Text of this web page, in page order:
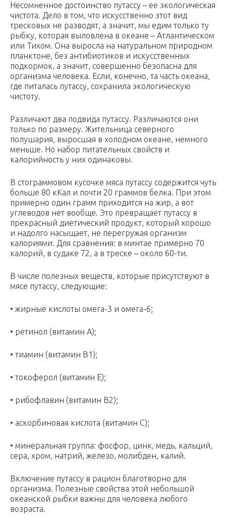
Несомненное достоинство путассу – ее экологическая
чистота. Дело в том, что искусственно этот вид
тресковых не разводят, а значит, мы едим только ту
рыбку, которая выловлена в океане – Атлантическом
или Тихом. Она выросла на натуральном природном
планктоне, без антибиотиков и искусственных
подкормок, а значит, совершенно безопасна для
организма человека. Если, конечно, та часть океана,
где питалась путассу, сохранила экологическую
чистоту.
Различают два подвида путассу. Различаются они
только по размеру. Жительница северного
полушария, выросшая в холодном океане, немного
меньше. Но набор питательных свойств и
калорийность у них одинаковы.
В стограммовом кусочке мяса путассу содержится чуть
больше 80 кКал и почти 20 граммов белка. При этом
примерно один грамм приходится на жир, а вот
углеводов нет вообще. Это превращает путассу в
прекрасный диетический продукт, который хорошо
и надолго насыщает, не перегружая организм
калориями. Для сравнения: в минтае примерно 70
калорий, в судаке 72, а в треске – около 60-ти.
В числе полезных веществ, которые присутствуют в
мясе путассу, следующие:
• жирные кислоты омега-3 и омега-6;
• ретинол (витамин А);
• тиамин (витамин В1);
• токоферол (витамин Е);
• рибофлавин (витамин В2);
• аскорбиновая кислота (витамин С);
• минеральная группа: фосфор, цинк, медь, кальций,
сера, хром, натрий, железо, молибден, калий.
Включение путассу в рацион благотворно для
организма. Полезные свойства этой небольшой
океанской рыбки важны для человека любого
возраста.